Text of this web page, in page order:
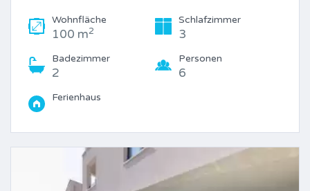
Wohnfläche
100 m2
Schlafzimmer
3
Badezimmer
2
Personen
6
Ferienhaus